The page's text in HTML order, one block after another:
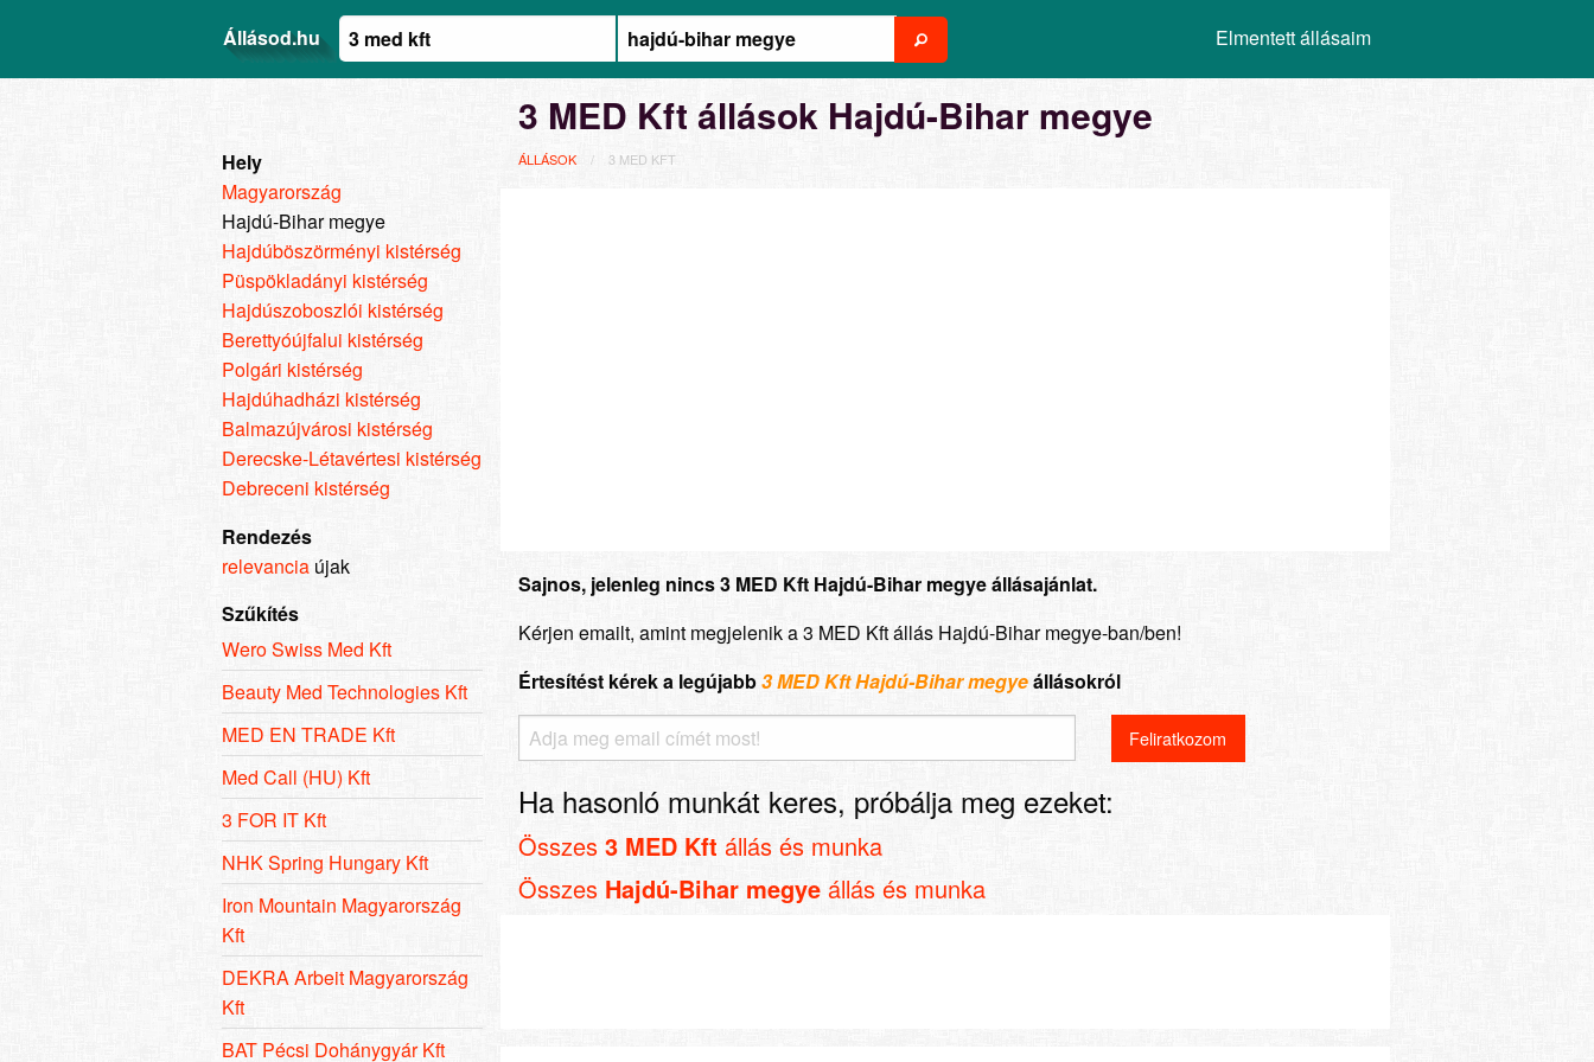
Állásod.hu Elmentett állásaim
3 MED Kft állások Hajdú-Bihar megye
ÁLLÁSOK 3 MED KFT
Sajnos, jelenleg nincs 3 MED Kft Hajdú-Bihar megye állásajánlat.
Kérjen emailt, amint megjelenik a 3 MED Kft állás Hajdú-Bihar megye-ban/ben!
Értesítést kérek a legújabb3 MED Kft Hajdú-Bihar megyeállásokról
Ha hasonló munkát keres, próbálja meg ezeket:
Összes 3 MED Kft állás és munka
Összes Hajdú-Bihar megye állás és munka
Hely
Magyarország
Hajdú-Bihar megye
Hajdúböszörményi kistérség
Püspökladányi kistérség
Hajdúszoboszlói kistérség
Berettyóújfalui kistérség
Polgári kistérség
Hajdúhadházi kistérség
Balmazújvárosi kistérség
Derecske-Létavértesi kistérség
Debreceni kistérség
Rendezés
relevancia újak
Szűkítés
Wero Swiss Med Kft
Beauty Med Technologies Kft
MED EN TRADE Kft
Med Call (HU) Kft
3 FOR IT Kft
NHK Spring Hungary Kft
Iron Mountain Magyarország
Kft
DEKRA Arbeit Magyarország
Kft
BAT Pécsi Dohánygyár Kft